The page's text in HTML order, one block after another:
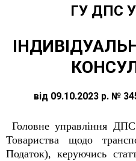
ГУ ДПС
від 09.10.2023 р. №
Головне управління
Товариства щодо
Податок), керуючись